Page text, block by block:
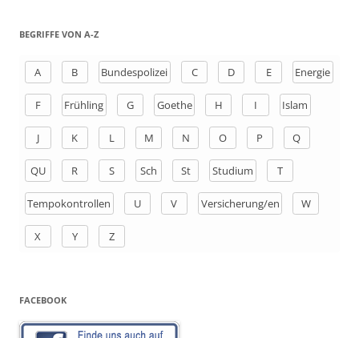
h
BEGRIFFE VON A-Z
A B Bundespolizei C D E Energie
F Frühling G Goethe H I Islam
J K L M N O P Q
QU R S Sch St Studium T
Tempokontrollen U V Versicherung/en W
X Y Z
FACEBOOK